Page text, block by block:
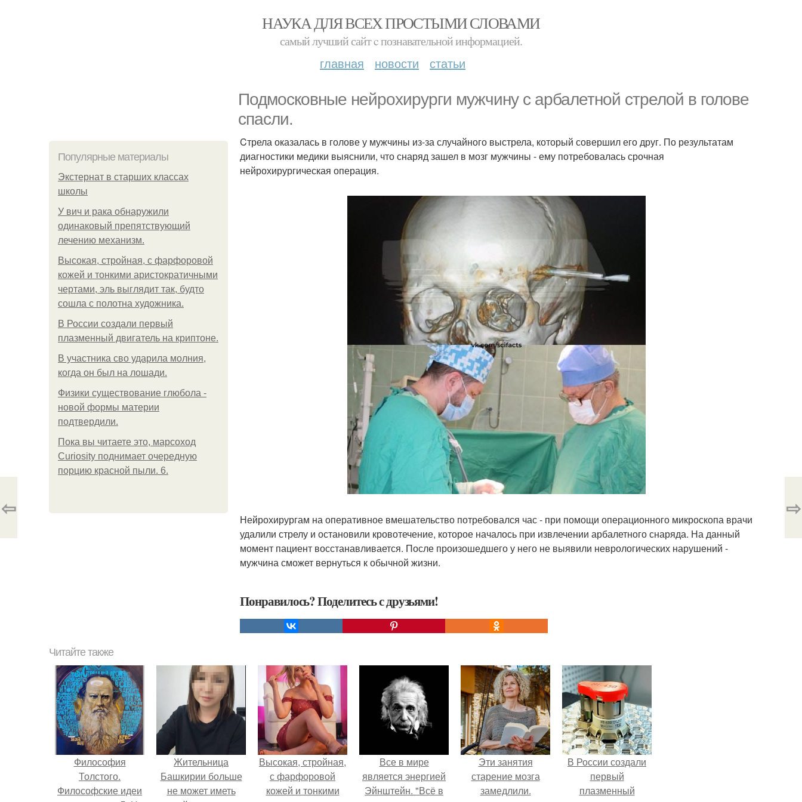
НАУКА ДЛЯ ВСЕХ ПРОСТЫМИ СЛОВАМИ
самый лучший сайт c познавательной информацией.
главная новости статьи
Подмосковные нейрохирурги мужчину с арбалетной стрелой в голове
спасли.
Популярные материалы
Экстернат в старших классах
школы
У вич и рака обнаружили
одинаковый препятствующий
лечению механизм.
Высокая, стройная, с фарфоровой
кожей и тонкими аристократичными
чертами, эль выглядит так, будто
сошла с полотна художника.
В России создали первый
плазменный двигатель на криптоне.
В участника сво ударила молния,
когда он был на лошади.
Физики существование глюбола -
новой формы материи
подтвердили.
Пока вы читаете это, марсоход
Curiosity поднимает очередную
порцию красной пыли. 6.
Cтрела оказалась в голове у мужчины из-за случайного выстрела, который совершил его друг. По результатам
диагностики медики выяснили, что снаряд зашел в мозг мужчины - ему потребовалась срочная
нейрохирургическая операция.
Нейрохирургам на оперативное вмешательство потребовался час - при помощи операционного микроскопа врачи
удалили стрелу и остановили кровотечение, которое началось при извлечении арбалетного снаряда. На данный
момент пациент восстанавливается. После произошедшего у него не выявили неврологических нарушений -
мужчина сможет вернуться к обычной жизни.
Понравилось? Поделитесь с друзьями!
⇦ ⇨
Читайте также
Философия
Толстого.
Философские идеи
Жительница
Башкирии больше
не может иметь
Высокая, стройная,
с фарфоровой
кожей и тонкими
Все в мире
является энергией
Эйнштейн. "Всё в
Эти занятия
старение мозга
замедлили.
В России создали
первый
плазменный